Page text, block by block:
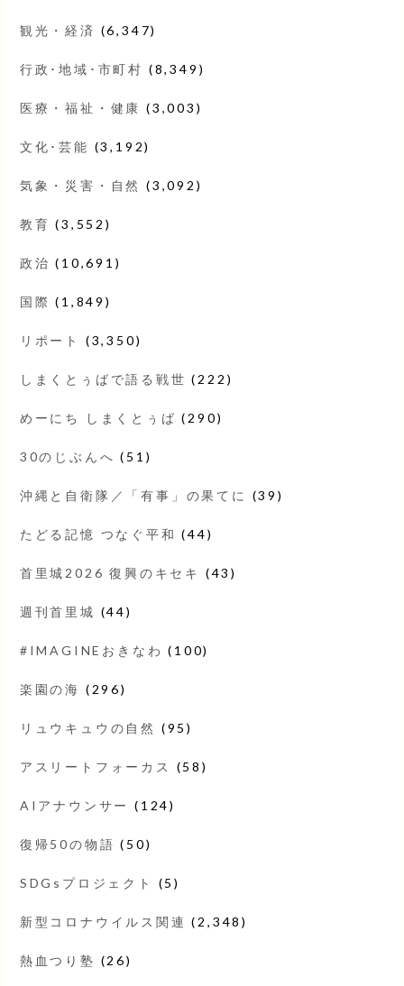
観光・経済 (6,347)
行政･地域･市町村 (8,349)
医療・福祉・健康 (3,003)
文化･芸能 (3,192)
気象・災害・自然 (3,092)
教育 (3,552)
政治 (10,691)
国際 (1,849)
リポート (3,350)
しまくとぅばで語る戦世 (222)
めーにち しまくとぅば (290)
30のじぶんへ (51)
沖縄と自衛隊／「有事」の果てに (39)
たどる記憶 つなぐ平和 (44)
首里城2026 復興のキセキ (43)
週刊首里城 (44)
#IMAGINEおきなわ (100)
楽園の海 (296)
リュウキュウの自然 (95)
アスリートフォーカス (58)
AIアナウンサー (124)
復帰50の物語 (50)
SDGsプロジェクト (5)
新型コロナウイルス関連 (2,348)
熱血つり塾 (26)